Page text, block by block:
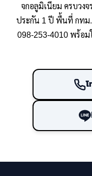
จกอลูมิเนียม ครบวง
ประกัน 1 ปี พื้นที่ กทม.
098-253-4010 พร้อม